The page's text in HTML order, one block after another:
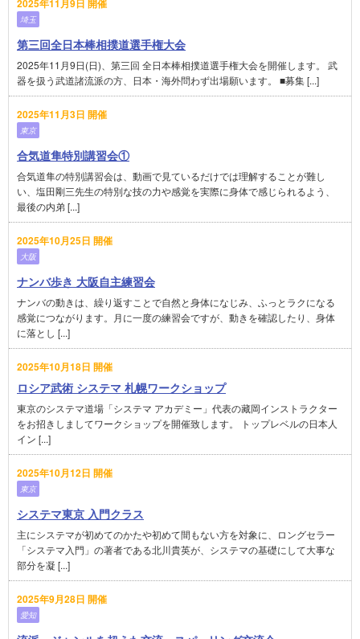
2025年11月9日 開催
埼玉
第三回全日本棒相撲道選手権大会
2025年11月9日(日)、第三回 全日本棒相撲道選手権大会を開催します。 武
器を扱う武道諸流派の方、日本・海外問わず出場願います。 ■募集 [...]
2025年11月3日 開催
東京
合気道隼特別講習会①
合気道隼の特別講習会は、動画で見ているだけでは理解することが難し
い、塩田剛三先生の特別な技の力や感覚を実際に身体で感じられるよう、
最後の内弟 [...]
2025年10月25日 開催
大阪
ナンバ歩き 大阪自主練習会
ナンバの動きは、繰り返すことで自然と身体になじみ、ふっとラクになる
感覚につながります。月に一度の練習会ですが、動きを確認したり、身体
に落とし [...]
2025年10月18日 開催
ロシア武術 システマ 札幌ワークショップ
東京のシステマ道場「システマ アカデミー」代表の藏岡インストラクター
をお招きしましてワークショップを開催致します。 トップレベルの日本人
イン [...]
2025年10月12日 開催
東京
システマ東京 入門クラス
主にシステマが初めてのかたや初めて間もない方を対象に、ロングセラー
「システマ入門」の著者である北川貴英が、システマの基礎にして大事な
部分を凝 [...]
2025年9月28日 開催
愛知